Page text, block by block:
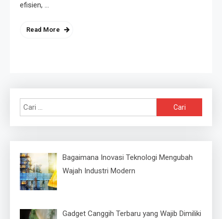
efisien, …
Read More
untuk:
Bagaimana Inovasi Teknologi Mengubah
Wajah Industri Modern
Gadget Canggih Terbaru yang Wajib Dimiliki